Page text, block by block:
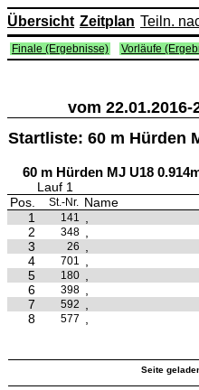
Übersicht Zeitplan Teiln.
Finale (Ergebnisse) Vorläufe
vom
Startliste: 60 m Hürden
60 m Hürden MJ U18
Lauf 1
Pos.
St.-Nr. Name
1
141
2
348
3
26
4
701
5
180
6
398
7
592
8
577
Seite